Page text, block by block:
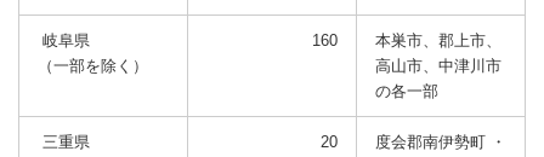
岐阜県
（一部を除く）
160
本巣市、郡上市、
高山市、中津川市
の各一部
三重県
20
度会郡南伊勢町 ・